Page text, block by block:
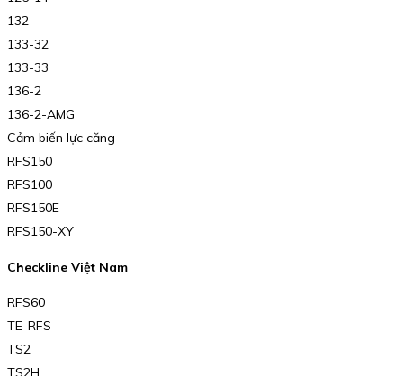
132
133-32
133-33
136-2
136-2-AMG
Cảm biến lực căng
RFS150
RFS100
RFS150E
RFS150-XY
Checkline Việt Nam
RFS60
TE-RFS
TS2
TS2H